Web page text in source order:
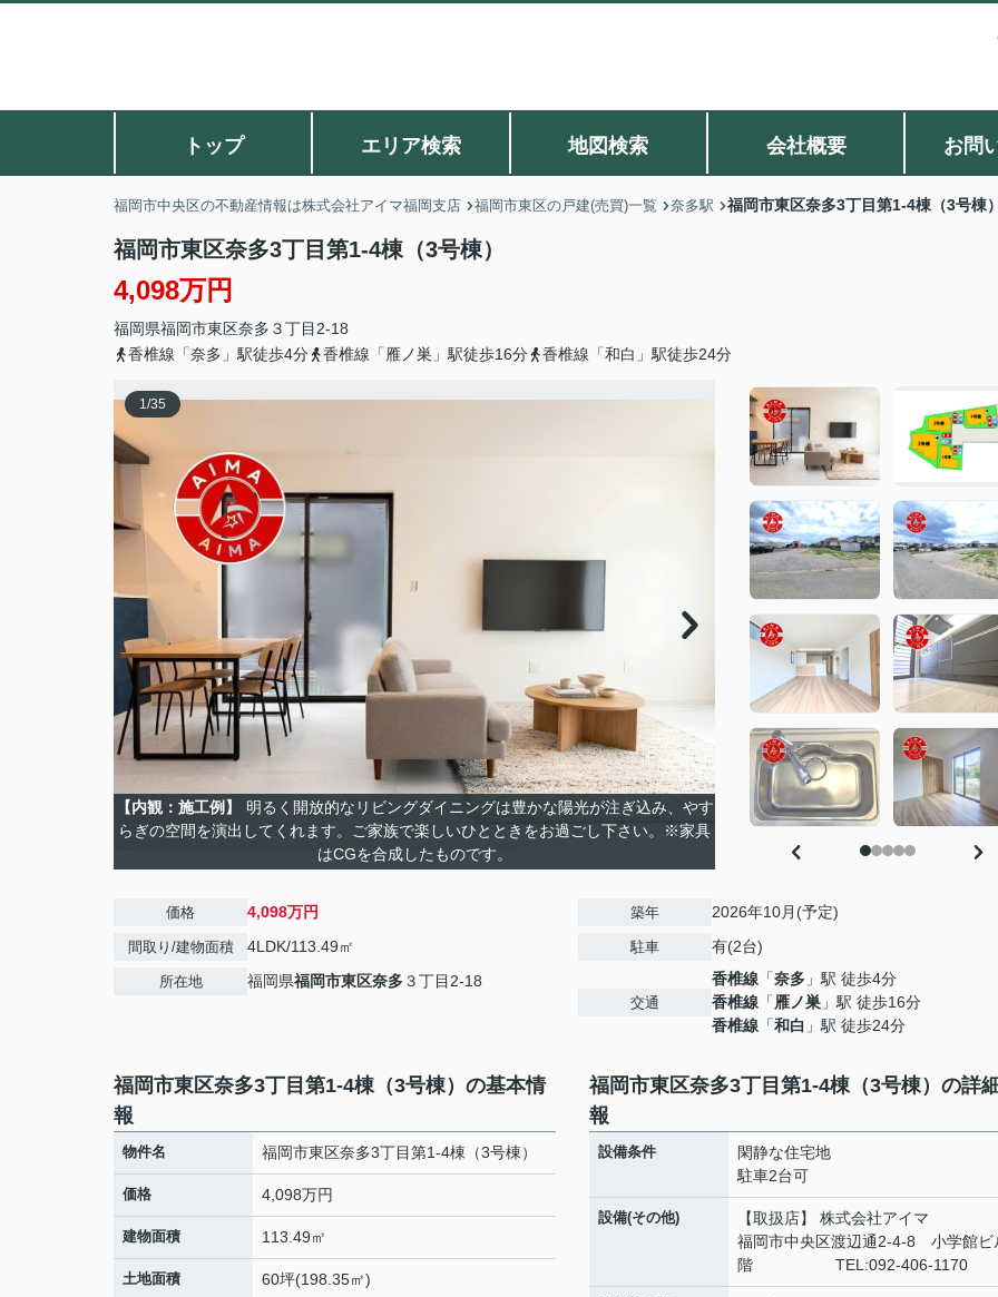
トップ エリア検索 地図検索 会社概要 お問
福岡市中央区の不動産情報は株式会社アイマ福岡支店 福岡市東区の戸建(売買)一覧 奈多駅 福岡市東区奈多3丁目第1-4棟（3号棟
福岡市東区奈多3丁目第1-4棟（3号棟）
4,098万円
福岡県福岡市東区奈多 ３丁目2-18
香椎線「奈多」駅徒歩4分
香椎線「雁ノ巣」駅徒歩16分 香椎線「和白」駅徒歩24分
1/35
【内観：施工例】
明るく開放的なリビングダイニングは豊かな陽光が注ぎ込み、やす
らぎの空間を演出してくれます。ご家族で楽しいひとときをお過ごし下さい。※家具
はCGを合成したものです。
価格 4,098万円
間取り/建物面積 4LDK/113.49㎡
所在地 福岡県福岡市東区奈多３丁目2-18
築年 2026年10月(予定)
駐車 有(2台)
交通
香椎線 「奈多 」駅 徒歩4分
香椎線 「 雁ノ巣 」駅 徒歩16分
香椎線 「和白 」駅 徒歩24分
福岡市東区奈多3丁目第1-4棟（3号棟）の基本情
報
物件名 福岡市東区奈多3丁目第1-4棟（3号棟）
価格 4,098万円
建物面積 113.49㎡
土地面積 60坪(198.35㎡)
福岡市東区奈多3丁目第1-4棟（3号棟）の詳
報
設備条件
閑静な住宅地
駐車2台可
設備(その他)
【取扱店】 株式会社アイ
福岡市中央区渡辺通2-4-8 小学館ビ
階 TEL:092-406-1170